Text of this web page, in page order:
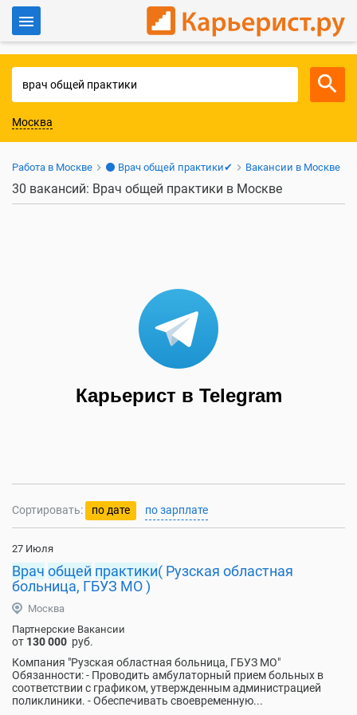
Для работодателей
Москва
Работа в Москве ⚫ Врач общей практики✔ Вакансии в Москве
30 вакансий: Врач общей практики в Москве
Карьерист в Telegram
Сортировать: по дате по зарплате
27 Июля
Врач общей практики( Рузская областная
больница, ГБУЗ МО )
Москва
Партнерские Вакансии
от 130 000 руб.
Компания "Рузская областная больница, ГБУЗ МО"
Обязанности: - Проводить амбулаторный прием больных в
соответствии с графиком, утвержденным администрацией
поликлиники. - Обеспечивать своевременную...